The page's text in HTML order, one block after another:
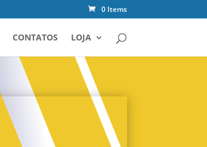
0 Items
CONTATOS LOJA